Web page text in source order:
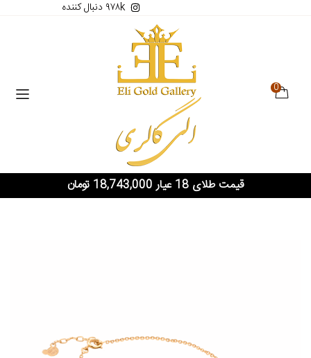
۹۷۸k دنبال کننده
0
قیمت طلای 18 عیار 18,743,000 تومان